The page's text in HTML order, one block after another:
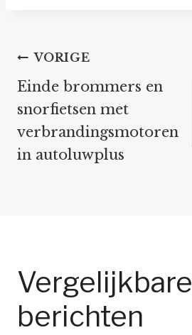
Bericht
navigatie
VORIGE
Einde brommers en
snorfietsen met
verbrandingsmotoren
in autoluwplus
Vergelijkbare
berichten